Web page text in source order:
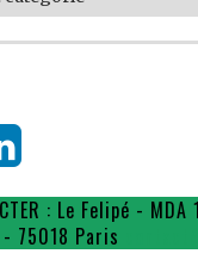
: Le Felipé -
- 75018 Paris